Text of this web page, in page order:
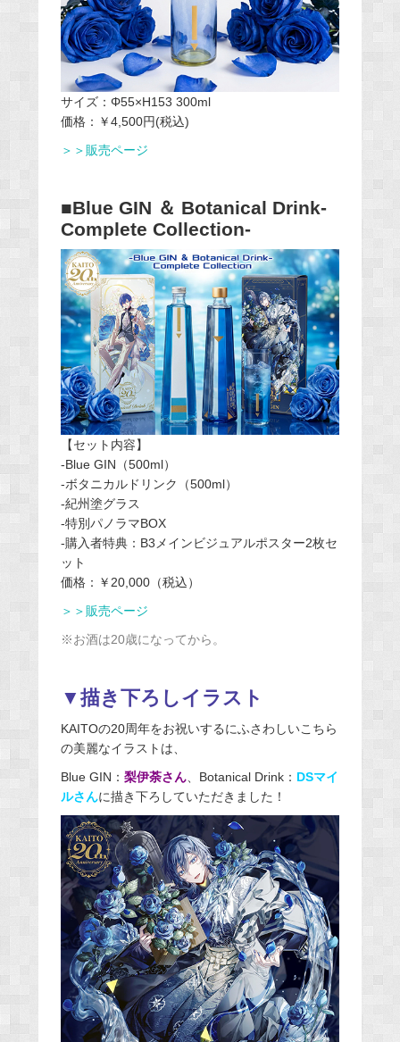
サイズ：Φ55×H153 300ml
価格：￥4,500円(税込)
＞＞販売ページ
■Blue GIN ＆ Botanical Drink-
Complete Collection-
【セット内容】
-Blue GIN（500ml）
-ボタニカルドリンク（500ml）
-紀州塗グラス
-特別パノラマBOX
-購入者特典：B3メインビジュアルポスター2枚セ
ット
価格：￥20,000（税込）
＞＞販売ページ
※お酒は20歳になってから。
▼描き下ろしイラスト
KAITOの20周年をお祝いするにふさわしいこちら
の美麗なイラストは、
Blue GIN： 梨伊荼さん、Botanical Drink： DSマイ
ルさんに描き下ろしていただきました！